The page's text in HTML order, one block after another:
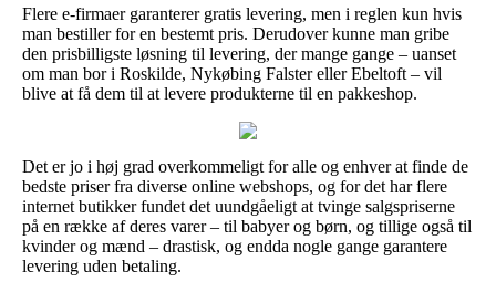
Flere e-firmaer garanterer gratis levering, men i reglen kun hvis
man bestiller for en bestemt pris. Derudover kunne man gribe
den prisbilligste løsning til levering, der mange gange – uanset
om man bor i Roskilde, Nykøbing Falster eller Ebeltoft – vil
blive at få dem til at levere produkterne til en pakkeshop.
Det er jo i høj grad overkommeligt for alle og enhver at finde de
bedste priser fra diverse online webshops, og for det har flere
internet butikker fundet det uundgåeligt at tvinge salgspriserne
på en række af deres varer – til babyer og børn, og tillige også til
kvinder og mænd – drastisk, og endda nogle gange garantere
levering uden betaling.